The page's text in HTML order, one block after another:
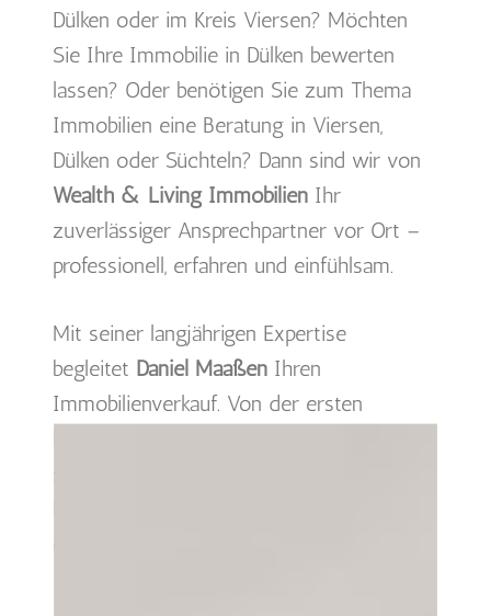
Dülken oder im Kreis Viersen? Möchten
Sie Ihre Immobilie in Dülken bewerten
lassen? Oder benötigen Sie zum Thema
Immobilien eine Beratung in Viersen,
Dülken oder Süchteln? Dann sind wir von
Wealth & Living Immobilien Ihr
zuverlässiger Ansprechpartner vor Ort –
professionell, erfahren und einfühlsam.
Mit seiner langjährigen Expertise
begleitet Daniel Maaßen Ihren
Immobilienverkauf. Von der ersten